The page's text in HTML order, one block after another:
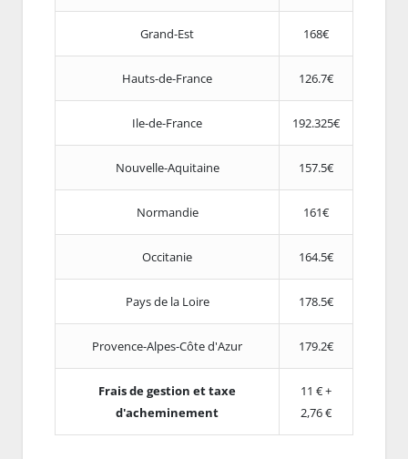
Grand-Est 168€
Hauts-de-France 126.7€
Ile-de-France 192.325€
Nouvelle-Aquitaine 157.5€
Normandie 161€
Occitanie 164.5€
Pays de la Loire 178.5€
Provence-Alpes-Côte d'Azur 179.2€
Frais de gestion et taxe
d'acheminement
11 € +
2,76 €